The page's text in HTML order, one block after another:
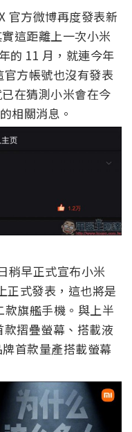
官方微博再度發表新
這距離上一次小米
的 11 月，就連今年
方帳號也沒有發表
在猜測小米會在今
相關消息。
稍早正式宣布小米
正式發表，這也將是
旗艦手機。與上半
摺疊螢幕、搭載液
首款量產搭載螢幕